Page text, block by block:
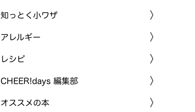
知っとく小ワザ
アレルギー
レシピ
CHEER!days 編集部
オススメの本